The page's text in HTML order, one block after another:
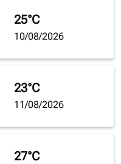
25°C
10/08/2026
23°C
11/08/2026
27°C